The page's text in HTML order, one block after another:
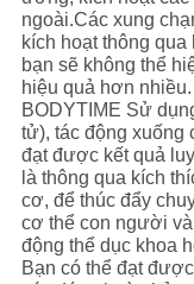
ngoài.Các xung
kích hoạt thông
bạn sẽ không thể
hiệu quả hơn nhiều.
BODYTIME Sử
tử), tác động xuống
đạt được kết quả
là thông qua kích
cơ, để thúc đẩy
cơ thể con người
động thể dục khoa
Bạn có thể đạt